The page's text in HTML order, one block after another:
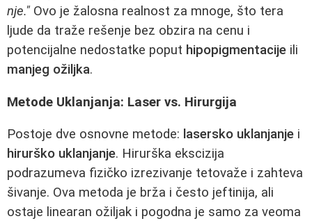
nje." Ovo je žalosna realnost za mnoge, što tera
ljude da traže rešenje bez obzira na cenu i
potencijalne nedostatke poput hipopigmentacije ili
manjeg ožiljka.
Metode Uklanjanja: Laser vs. Hirurgija
Postoje dve osnovne metode: lasersko uklanjanje i
hirurško uklanjanje. Hirurška ekscizija
podrazumeva fizičko izrezivanje tetovaže i zahteva
šivanje. Ova metoda je brža i često jeftinija, ali
ostaje linearan ožiljak i pogodna je samo za veoma